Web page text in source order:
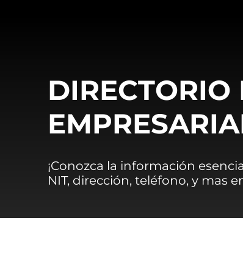
DIRECTORIO
¡Conozca la información
NIT, dirección, teléfono, y mas